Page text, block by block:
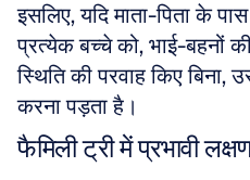
इसलिए, यदि माता-पिता के
प्रत्येक बच्चे को, भाई-बहनों
स्थिति की परवाह किए बिना,
करना पड़ता है।
फैमिली ट्री में प्रभावी